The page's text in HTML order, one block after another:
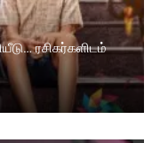
ரசிகர்களிடம்